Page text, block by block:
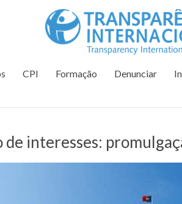
CPI Formação Denunciar
interesses: